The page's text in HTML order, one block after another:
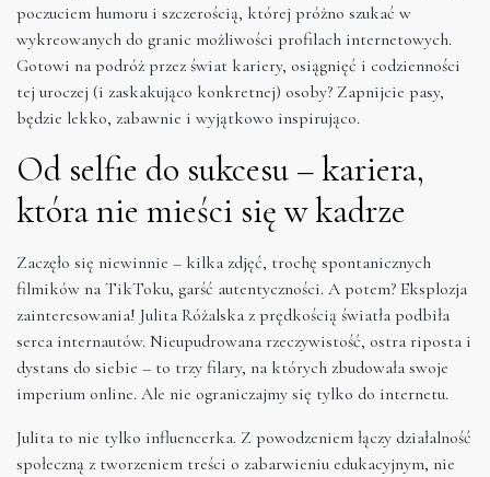
poczuciem humoru i szczerością, której próżno szukać w
wykreowanych do granic możliwości profilach internetowych.
Gotowi na podróż przez świat kariery, osiągnięć i codzienności
tej uroczej (i zaskakująco konkretnej) osoby? Zapnijcie pasy,
będzie lekko, zabawnie i wyjątkowo inspirująco.
Od selfie do sukcesu – kariera,
która nie mieści się w kadrze
Zaczęło się niewinnie – kilka zdjęć, trochę spontanicznych
filmików na TikToku, garść autentyczności. A potem? Eksplozja
zainteresowania! Julita Różalska z prędkością światła podbiła
serca internautów. Nieupudrowana rzeczywistość, ostra riposta i
dystans do siebie – to trzy filary, na których zbudowała swoje
imperium online. Ale nie ograniczajmy się tylko do internetu.
Julita to nie tylko influencerka. Z powodzeniem łączy działalność
społeczną z tworzeniem treści o zabarwieniu edukacyjnym, nie